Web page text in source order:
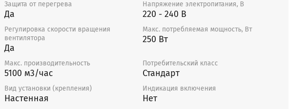
Защита от перегрева
Да
Напряжение электропитания, В
220 - 240 В
Регулировка скорости вращения
вентилятора
Да
Макс. потребляемая мощность, Вт
250 Вт
Макс. производительность
5100 м3/час
Потребительский класс
Стандарт
Вид установки (крепления)
Настенная
Индикация включения
Нет